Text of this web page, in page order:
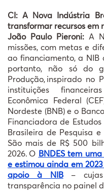
CI: A Nova Indústria
transformar recursos em
João Paulo Pieroni:A
missões, com metas e
ao financiamento, a
portanto, não só do
Produção, inspirado no
instituições
Econômica Federal
Nordeste (BNB) e o
Financiadora de
Brasileira de Pesquisa
São mais de R$ 500
2026. O BNDES tem
e estimou ainda em
apoio à NIB– cujas
transparência no painel